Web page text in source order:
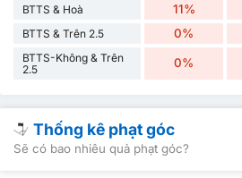
BTTS & Hoà 11%
BTTS & Trên 2.5 0%
BTTS-Không & Trên
2.5
0%
Thống kê phạt góc
Sẽ có bao nhiêu quả phạt góc?